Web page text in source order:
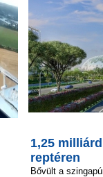
1,25
reptéren
Bővült a